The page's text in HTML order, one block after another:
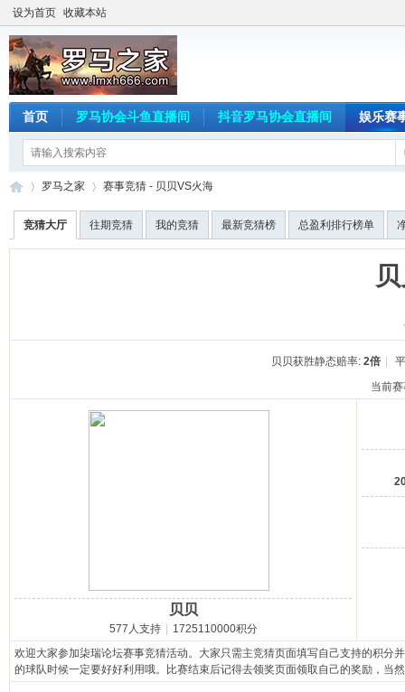
设为首页 收藏本站
首页 罗马协会斗鱼直播间 抖音罗马协会直播间 娱乐赛
罗马之家 赛事竞猜 - 贝贝VS火海
竞猜大厅 往期竞猜 我的竞猜 最新竞猜榜 总盈利排行榜单
贝贝获胜静态赔率: 2倍
当前
贝贝
577人支持 1725110000积分
欢迎大家参加柒瑞论坛赛事竞猜活动。大家只需主竞猜页面填写自己支持的积
的球队时候一定要好好利用哦。比赛结束后记得去领奖页面领取自己的奖励，当